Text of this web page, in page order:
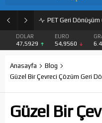
PET Geri Dönüşüm
DOLAR
47,5929
EURO
54,9560
Anasayfa
Blog
Güzel Bir Çevreci Çözüm Geri
Güzel Bir